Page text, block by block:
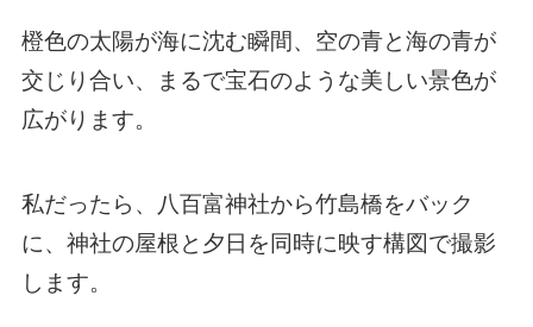
橙色の太陽が海に沈む瞬間、空の青と海の青が
交じり合い、まるで宝石のような美しい景色が
広がります。
私だったら、八百富神社から竹島橋をバック
に、神社の屋根と夕日を同時に映す構図で撮影
します。